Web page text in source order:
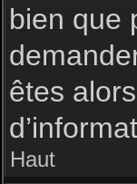
bien que
êtes
Haut